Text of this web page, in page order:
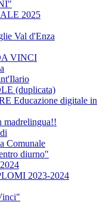
2025
Val d'Enza
VINCI
(duplicata)
Educazione digitale in
madrelingua!!
Comunale
diurno"
2023-2024